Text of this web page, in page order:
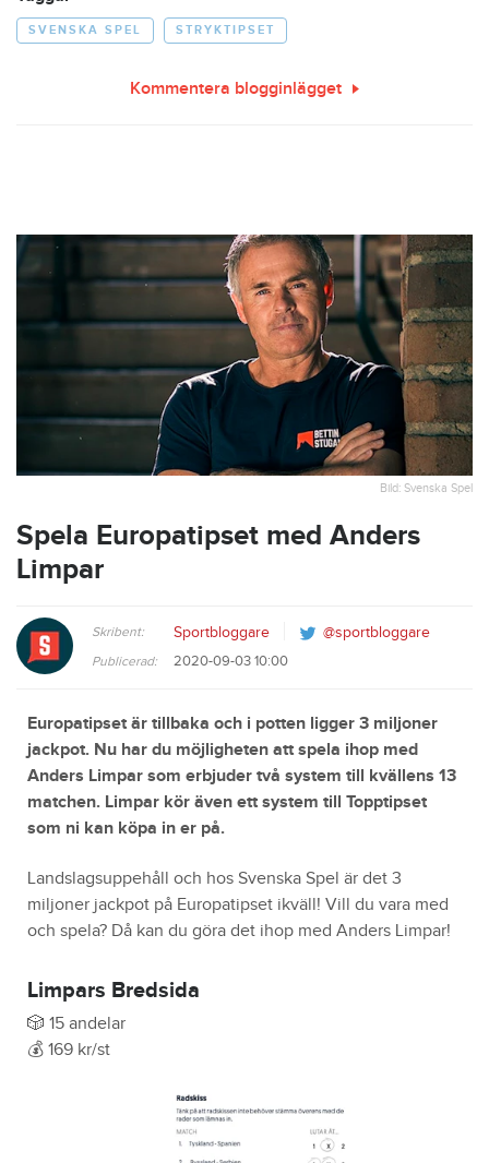
SVENSKA SPEL STRYKTIPSET
Kommentera blogginlägget
Bild: Svenska Spel
Spela Europatipset med Anders
Limpar
Skribent: Sportbloggare @sportbloggare
Publicerad: 2020-09-03 10:00
Europatipset är tillbaka och i potten ligger 3 miljoner
jackpot. Nu har du möjligheten att spela ihop med
Anders Limpar som erbjuder två system till kvällens 13
matchen. Limpar kör även ett system till Topptipset
som ni kan köpa in er på.
Landslagsuppehåll och hos Svenska Spel är det 3
miljoner jackpot på Europatipset ikväll! Vill du vara med
och spela? Då kan du göra det ihop med Anders Limpar!
Limpars Bredsida
🎲 15 andelar
💰 169 kr/st